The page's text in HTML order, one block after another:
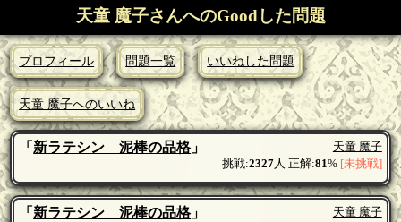
天童 魔子さんへのGoodした問題
プロフィール 問題一覧 いいねした問題
天童 魔子へのいいね
「新ラテシン 泥棒の品格」
天童 魔子
挑戦:2327人 正解:81% [未挑戦]
「新ラテシン 泥棒の品格」
天童 魔子